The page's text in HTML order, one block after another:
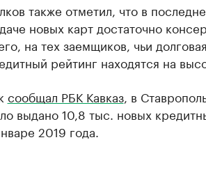
также отметил, что в
новых карт достаточно
на тех заемщиков, чьи
рейтинг находятся на
сообщал РБК Кавказ, в
выдано 10,8 тыс. новых
2019 года.